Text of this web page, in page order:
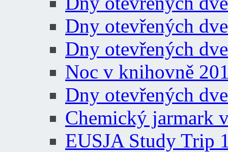
Dny otevřených
Dny otevřených
Noc v knihovně
Dny otevřených
Chemický jarmark
EUSJA Study Trip